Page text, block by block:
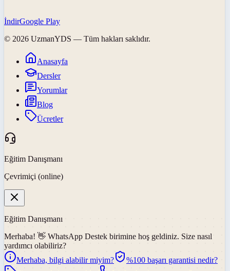
İndirGoogle Play
© 2026 UzmanYDS — Tüm hakları saklıdır.
Anasayfa
Dersler
Yorumlar
Blog
Ücretler
Eğitim Danışmanı
Çevrimiçi (online)
Eğitim Danışmanı
Merhaba! 👋 WhatsApp Destek birimine hoş geldiniz. Size nasıl
yardımcı olabiliriz?
Merhaba, bilgi alabilir miyim?
%100 başarı garantisi nedir?